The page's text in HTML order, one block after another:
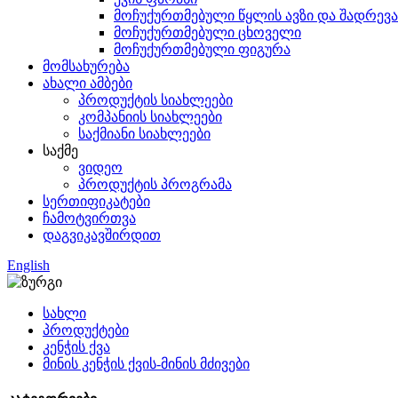
მოჩუქურთმებული წყლის ავზი და
მოჩუქურთმებული ცხოველი
მოჩუქურთმებული ფიგურა
მომსახურება
ახალი ამბები
პროდუქტის სიახლეები
კომპანიის სიახლეები
საქმიანი სიახლეები
საქმე
ვიდეო
პროდუქტის პროგრამა
სერთიფიკატები
ჩამოტვირთვა
დაგვიკავშირდით
English
სახლი
პროდუქტები
კენჭის ქვა
მინის კენჭის ქვის-მინის მძივები